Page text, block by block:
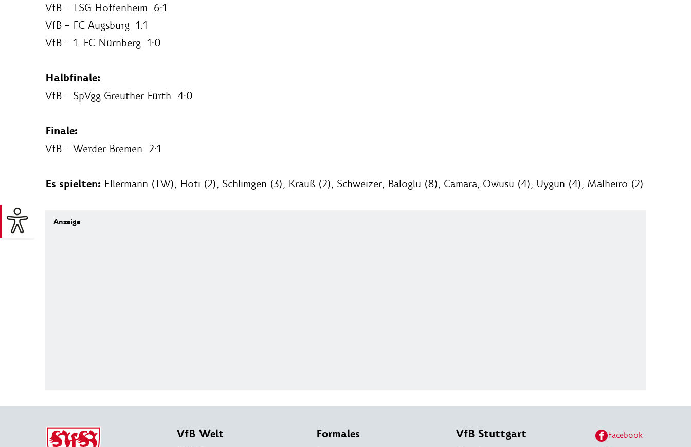
VfB – TSG Hoffenheim 6:1
VfB – FC Augsburg 1:1
VfB – 1. FC Nürnberg 1:0
Halbfinale:
VfB – SpVgg Greuther Fürth 4:0
Finale:
VfB – Werder Bremen 2:1
Es spielten: Ellermann (TW), Hoti (2), Schlimgen (3), Krauß (2), Schweizer, Baloglu (8), Camara, Owusu (4), Uygun (4), Malheiro (2)
VfB Welt Formales VfB Stuttgart
Facebook